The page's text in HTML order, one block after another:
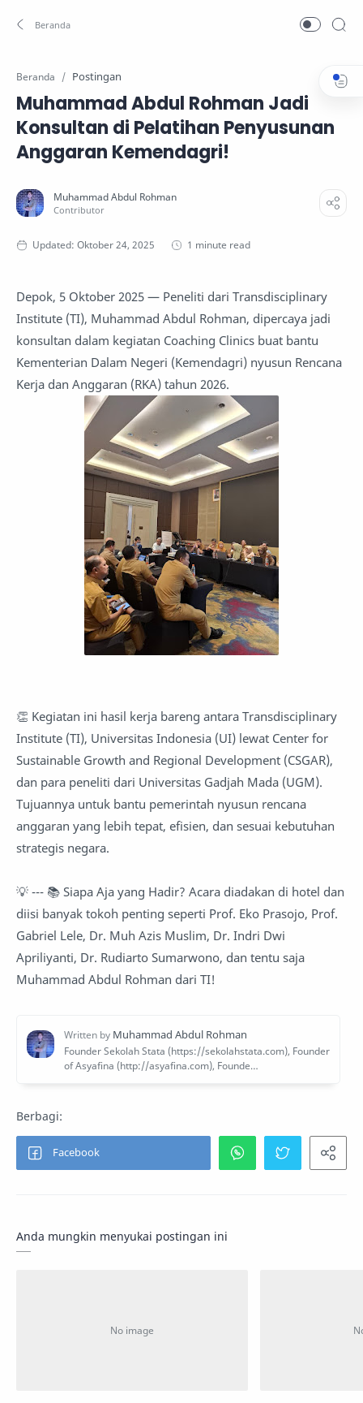
Beranda Postingan
Muhammad Abdul Rohman Jadi
Konsultan di Pelatihan Penyusunan
Anggaran Kemendagri!
1 minute read
Depok, 5 Oktober 2025 — Peneliti dari Transdisciplinary
Institute (TI), Muhammad Abdul Rohman, dipercaya jadi
konsultan dalam kegiatan Coaching Clinics buat bantu
Kementerian Dalam Negeri (Kemendagri) nyusun Rencana
Kerja dan Anggaran (RKA) tahun 2026.
👏 Kegiatan ini hasil kerja bareng antara Transdisciplinary
Institute (TI), Universitas Indonesia (UI) lewat Center for
Sustainable Growth and Regional Development (CSGAR),
dan para peneliti dari Universitas Gadjah Mada (UGM).
Tujuannya untuk bantu pemerintah nyusun rencana
anggaran yang lebih tepat, efisien, dan sesuai kebutuhan
strategis negara.
💡 --- 📚 Siapa Aja yang Hadir? Acara diadakan di hotel dan
diisi banyak tokoh penting seperti Prof. Eko Prasojo, Prof.
Gabriel Lele, Dr. Muh Azis Muslim, Dr. Indri Dwi
Apriliyanti, Dr. Rudiarto Sumarwono, dan tentu saja
Muhammad Abdul Rohman dari TI!
Anda mungkin menyukai postingan ini